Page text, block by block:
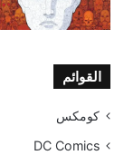
القوائم
كومكس
DC Comics